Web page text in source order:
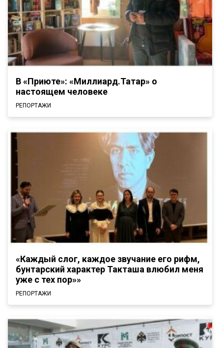
В «Приюте»: «Миллиард.Татар» о
настоящем человеке
РЕПОРТАЖИ
«Каждый слог, каждое звучание его рифм,
бунтарский характер Такташа влюбил меня
уже с тех пор»»
РЕПОРТАЖИ